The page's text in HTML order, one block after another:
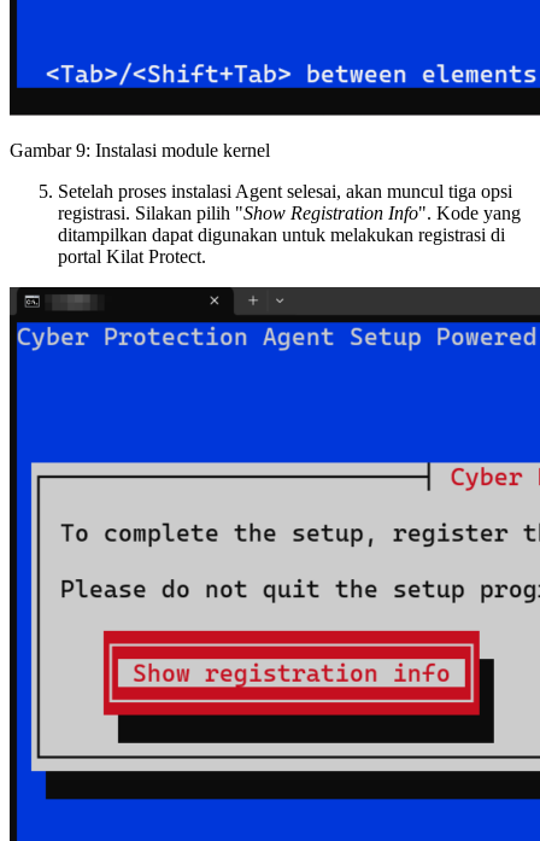
Gambar 9: Instalasi module kernel
Setelah proses instalasi Agent selesai, akan muncul tiga opsi
registrasi. Silakan pilih "Show Registration Info". Kode yang
ditampilkan dapat digunakan untuk melakukan registrasi di
portal Kilat Protect.